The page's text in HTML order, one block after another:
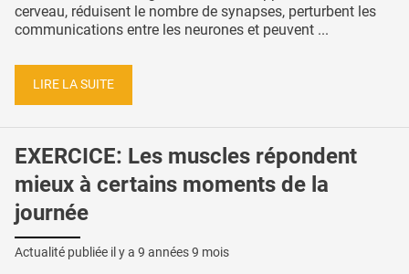
cerveau, réduisent le nombre de synapses, perturbent les
communications entre les neurones et peuvent ...
LIRE LA SUITE
EXERCICE: Les muscles répondent
mieux à certains moments de la
journée
Actualité publiée il y a 9 années 9 mois